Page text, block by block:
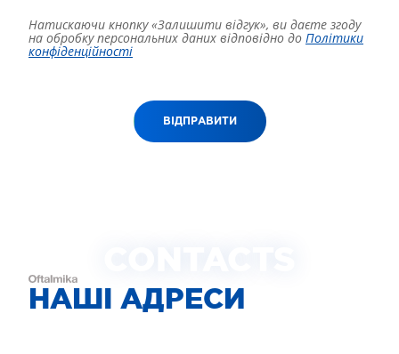
Натискаючи кнопку «Залишити відгук», ви даєте згоду
на обробку персональних даних відповідно до Політики
конфіденційності
ВІДПРАВИТИ
НАШІ АДРЕСИ